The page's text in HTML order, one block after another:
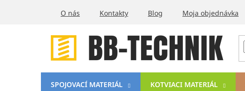
O nás Kontakty Blog Moja objednávka
SPOJOVACÍ MATERIÁL KOTVIACI MATERIÁL